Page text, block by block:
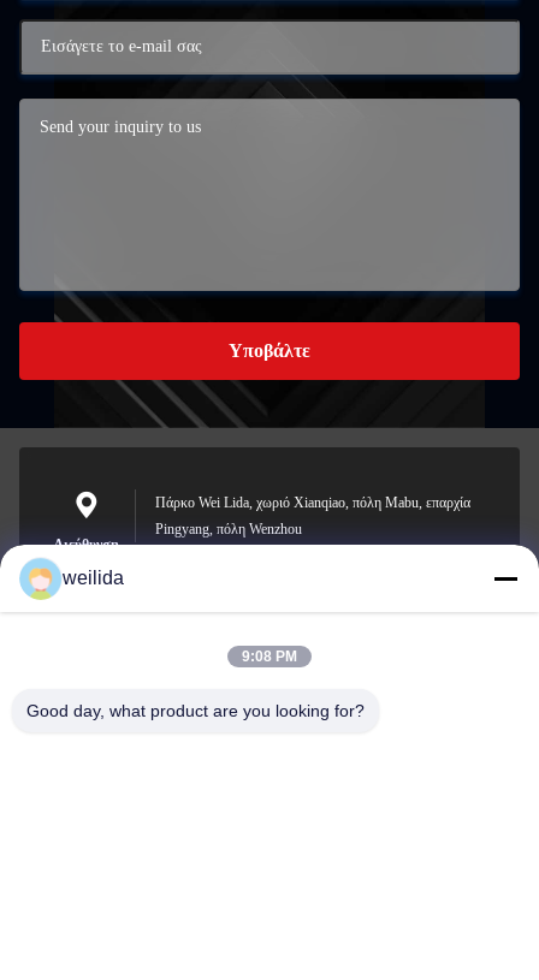
Υποβάλτε
Διεύθυνση
Πάρκο Wei Lida, χωριό Xianqiao, πόλη Mabu, επαρχία
Pingyang, πόλη Wenzhou
E-mail
1013008132@qq.com
weilida
9:08 PM
Good day, what product are you looking for?